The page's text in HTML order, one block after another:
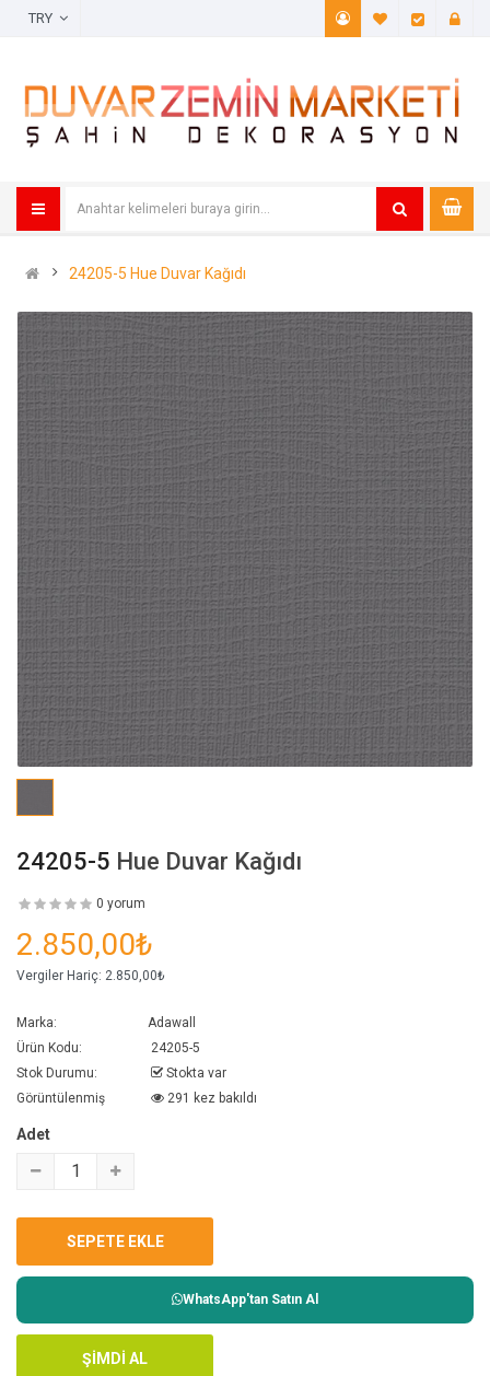
A. Listem
24205-5 Hue Duvar Kağıdı
24205-5 Hue Duvar Kağıdı
0 yorum
2.850,00₺
Vergiler Hariç: 2.850,00₺
Marka:
Adawall
Ürün Kodu:
24205-5
Stok Durumu:
Stokta var
Görüntülenmiş
291 kez bakıldı
Adet
WhatsApp'tan Satın Al